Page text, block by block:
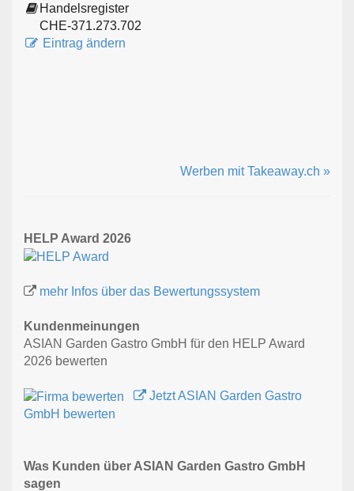
Handelsregister
CHE-371.273.702
Eintrag ändern
Werben mit Takeaway.ch »
HELP Award 2026
mehr Infos über das Bewertungssystem
Kundenmeinungen
ASIAN Garden Gastro GmbH für den HELP Award
2026 bewerten
Jetzt ASIAN Garden Gastro
GmbH bewerten
Was Kunden über ASIAN Garden Gastro GmbH
sagen